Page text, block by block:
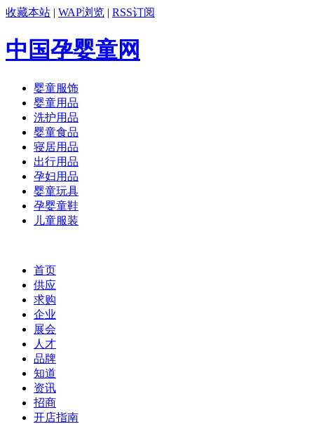
收藏本站 | WAP浏览 | RSS订阅
中国孕婴童网
婴童服饰
婴童用品
洗护用品
婴童食品
寝居用品
出行用品
孕妇用品
婴童玩具
孕婴童鞋
儿童服装
首页
供应
求购
企业
展会
人才
品牌
知道
资讯
招商
开店指南